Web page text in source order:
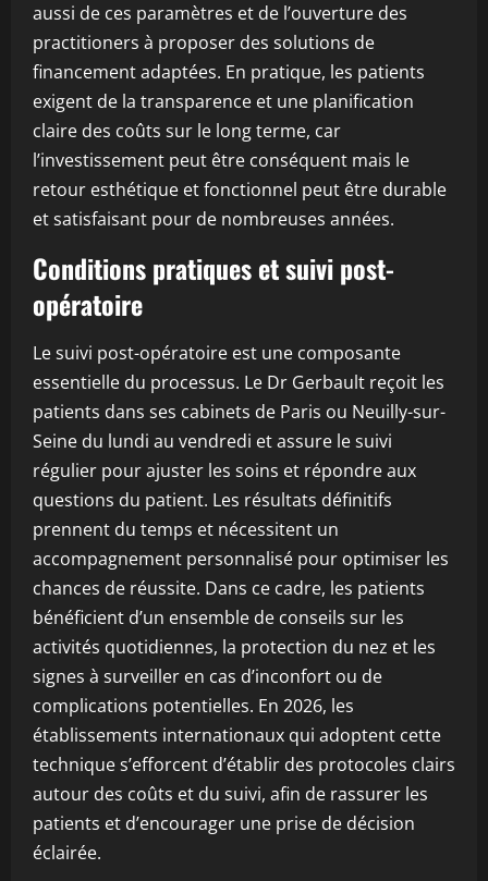
aussi de ces paramètres et de l’ouverture des
practitioners à proposer des solutions de
financement adaptées. En pratique, les patients
exigent de la transparence et une planification
claire des coûts sur le long terme, car
l’investissement peut être conséquent mais le
retour esthétique et fonctionnel peut être durable
et satisfaisant pour de nombreuses années.
Conditions pratiques et suivi post-
opératoire
Le suivi post-opératoire est une composante
essentielle du processus. Le Dr Gerbault reçoit les
patients dans ses cabinets de Paris ou Neuilly-sur-
Seine du lundi au vendredi et assure le suivi
régulier pour ajuster les soins et répondre aux
questions du patient. Les résultats définitifs
prennent du temps et nécessitent un
accompagnement personnalisé pour optimiser les
chances de réussite. Dans ce cadre, les patients
bénéficient d’un ensemble de conseils sur les
activités quotidiennes, la protection du nez et les
signes à surveiller en cas d’inconfort ou de
complications potentielles. En 2026, les
établissements internationaux qui adoptent cette
technique s’efforcent d’établir des protocoles clairs
autour des coûts et du suivi, afin de rassurer les
patients et d’encourager une prise de décision
éclairée.